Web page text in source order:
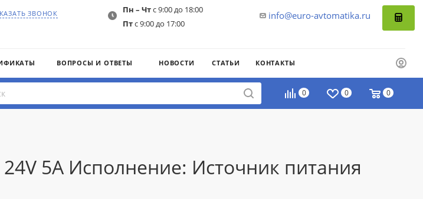
ЗВОНОК info@euro-avtomatika.ru
Пн – Чтс 9:00 до 18:00
Птс 9:00 до 17:00
ВОПРОСЫ И ОТВЕТЫ НОВОСТИ СТАТЬИ КОНТАКТЫ
0 0 0
5A Исполнение: Источник питания